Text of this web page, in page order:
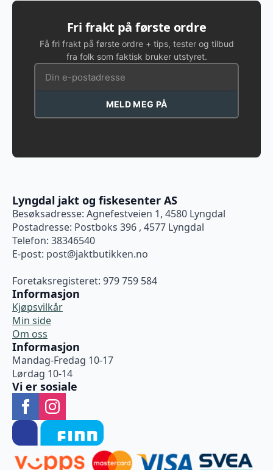
Fri frakt på første ordre
Få fri frakt på første ordre + tips, tester og tilbud
fra folk som faktisk bruker utstyret.
MELD MEG PÅ
Lyngdal jakt og fiskesenter AS
Besøksadresse: Agnefestveien 1, 4580 Lyngdal
Postadresse: Postboks 396 , 4577 Lyngdal
Telefon: 38346540
E-post: post@jaktbutikken.no
Foretaksregisteret: 979 759 584
Informasjon
Kjøpsvilkår
Min side
Om oss
Informasjon
Mandag-Fredag 10-17
Lørdag 10-14
Vi er sosiale